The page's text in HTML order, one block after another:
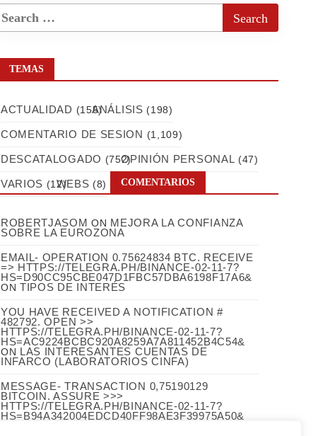
TEMAS
ACTUALIDAD (155)ANÁLISIS (198)
COMENTARIO DE SESION (1,109)
DESCATALOGADO (752)OPINIÓN PERSONAL (47)
VARIOS (12)WEBS (8) COMENTARIOS
ROBERTJASOM ON MEJORA LA CONFIANZA
SOBRE LA EUROZONA
EMAIL- OPERATION 0.75624834 BTC. RECEIVE
=> HTTPS://TELEGRA.PH/BINANCE-02-11-7?
HS=D90CC95CBE047D1FBC57DBA6198F17A6&
ON TIPOS DE INTERÉS
YOU HAVE RECEIVED A NOTIFICATION #
482792. OPEN >>
HTTPS://TELEGRA.PH/BINANCE-02-11-7?
HS=AC9224BCBC920A8259A7A811452B4C54&
ON LAS INTERESANTES CUENTAS DE
INFARCO (LABORATORIOS CINFA)
MESSAGE- TRANSACTION 0,75190129
BITCOIN. ASSURE >>>
HTTPS://TELEGRA.PH/BINANCE-02-11-7?
HS=B94A342004EDCD40FF98AE3F39975A50&